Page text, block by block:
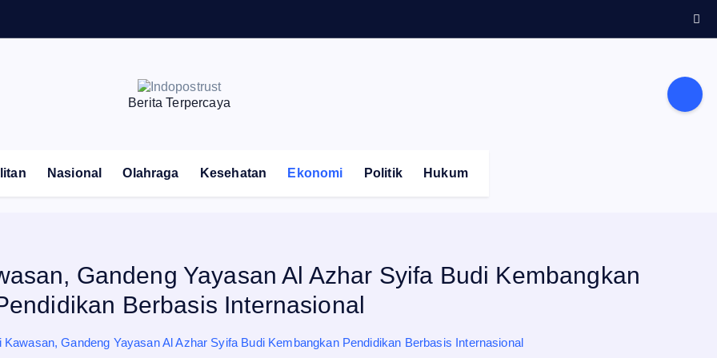
Berita Terpercaya
Nasional Olahraga Kesehatan Ekonomi Politik Hukum
Gandeng Yayasan Al Azhar Syifa Budi Kembangkan
Berbasis Internasional
Kawasan, Gandeng Yayasan Al Azhar Syifa Budi Kembangkan Pendidikan Berbasis Internasional